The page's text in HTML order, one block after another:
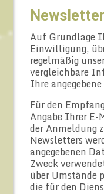
Newsletter
Auf Grundlage
Einwilligung,
regelmäßig
vergleichbare
Ihre
Für den
Angabe Ihrer E-
der Anmeldung
Newsletters
angegebenen
Zweck
über Umstände
die für den